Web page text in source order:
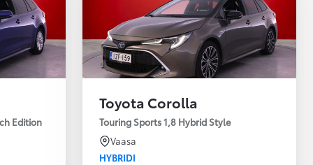
Edition
Toyota Corolla
Touring Sports 1,8 Hybrid Style
Vaasa
HYBRIDI